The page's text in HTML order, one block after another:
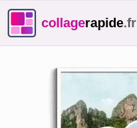
collagerapide.fr